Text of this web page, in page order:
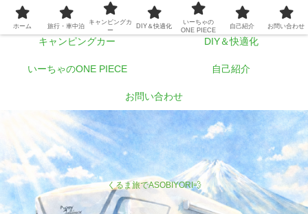
くるま旅でASOBIYORI💨
ホーム 旅行・車中泊
キャンピングカー DIY＆快適化
いーちゃのONE PIECE 自己紹介
お問い合わせ
ホーム 旅行・車中泊
キャンピングカ
ー
DIY＆快適化
いーちゃの
ONE PIECE
自己紹介 お問い合わせ